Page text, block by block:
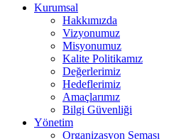
Kurumsal
Hakkımızda
Vizyonumuz
Misyonumuz
Kalite Politikamız
Değerlerimiz
Hedeflerimiz
Amaçlarımız
Bilgi Güvenliği
Yönetim
Organizasyon Şeması